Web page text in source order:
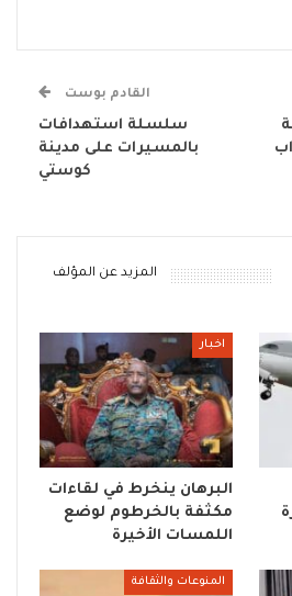
القادم بوست
سلسلة استهدافات
بالمسيرات على مدينة
كوستي
المزيد عن المؤلف
اخبار
البرهان ينخرط في لقاءات
مكثفة بالخرطوم لوضع
اللمسات الأخيرة
المنوعات والثقافة